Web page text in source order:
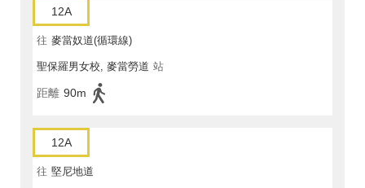
12A
往 麥當奴道(循環線)
聖保羅男女校, 麥當勞道 站
距離 90m
12A
往 堅尼地道